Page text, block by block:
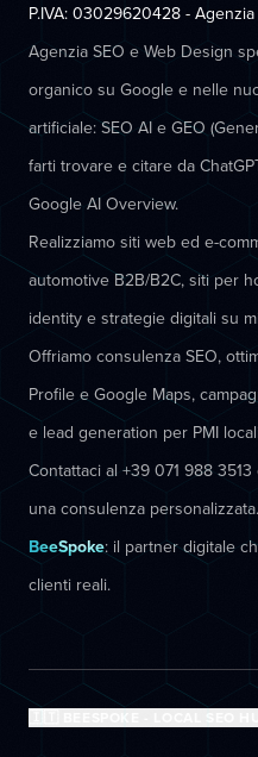
P.IVA: 03029620428 -
Agenzia SEO e Web Design
organico su Google e nelle
artificiale: SEO AI e GEO
farti trovare e citare da
Google AI Overview.
Realizziamo siti web ed e-
automotive B2B/B2C, siti per
identity e strategie digitali su
Offriamo consulenza SEO,
Profile e Google Maps,
e lead generation per PMI
Contattaci al +39 071 988
una consulenza personalizzata.
BeeSpoke: il partner digitale
clienti reali.